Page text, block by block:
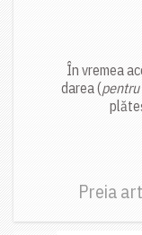
În vremea
darea (
Preia